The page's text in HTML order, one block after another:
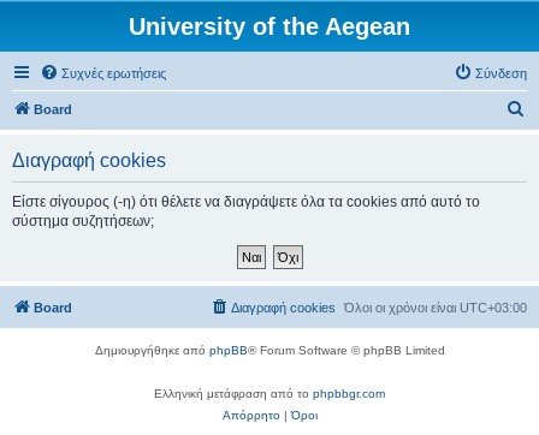
University of the Aegean
Συχνές ερωτήσεις Σύνδεση
Board
σ
Διαγραφή cookies
Είστε σίγουρος (-η) ότι θέλετε να διαγράψετε όλα τα cookies από αυτό το
σύστημα συζητήσεων;
Board Όλοι οι χρόνοι είναι UTC+03:00
Διαγραφή cookies
Δημιουργήθηκε από phpBB® Forum Software © phpBB Limited
Ελληνική μετάφραση από το phpbbgr.com
Απόρρητο|Όροι